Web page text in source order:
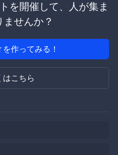
を開催して、人が集ま
せんか？
作ってみる！
はこちら